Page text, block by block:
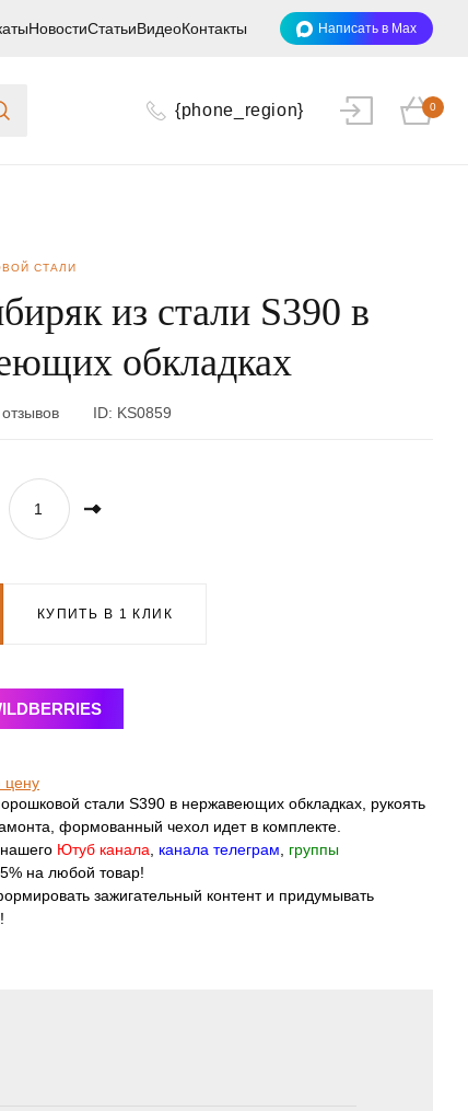
НовостиСтатьиВидеоКонтакты Написать в Max
{phone_region} 0
СТАЛИ
из стали S390 в
обкладках
ID: KS0859
КУПИТЬ В 1 КЛИК
цену
стали S390 в нержавеющих обкладках, рукоять
формованный чехол идет в комплекте.
Ютуб канала канала телеграм
группы
на любой товар!
зажигательный контент и придумывать